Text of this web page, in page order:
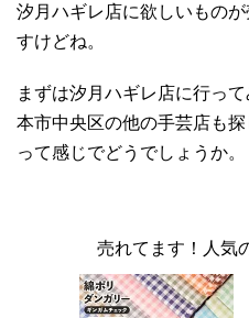
汐月ハギレ店に欲しいもの
すけどね。
まずは汐月ハギレ店に行っ
本市中央区の他の手芸店も
って感じでどうでしょうか。
売れてます！人気